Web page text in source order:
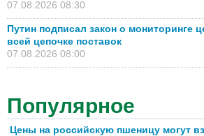
07.08.2026 08:30
Путин подписал закон о мониторинге
всей цепочке поставок
07.08.2026 08:00
Популярное
Цены на российскую пшеницу могут